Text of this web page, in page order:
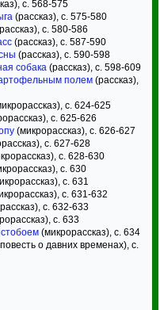
c. 568-575
(рассказ), c. 575-580
c. 580-586
(рассказ), c. 587-590
(рассказ), c. 590-598
собака (рассказ), c. 598-609
полем (рассказ),
c. 624-625
c. 625-626
(микрорассказ), c. 626-627
c. 627-628
c. 628-630
c. 630
c. 631
c. 631-632
c. 632-633
c. 633
(микрорассказ), c. 634
о давних временах), c.